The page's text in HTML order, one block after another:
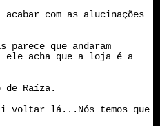
acabar com as alucinações
parece que andaram
ele acha que a loja é a
de Raíza.
voltar lá...Nós temos que